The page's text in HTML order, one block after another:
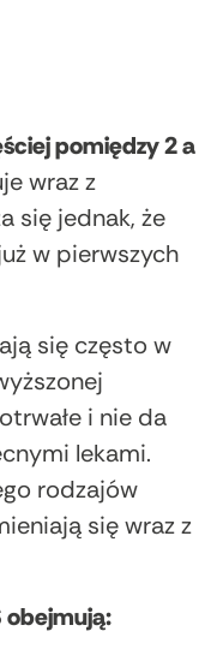
pomiędzy 2 a
wraz z
się jednak, że
w pierwszych
się często w
i nie da
lekami.
rodzajów
się wraz z
obejmują: